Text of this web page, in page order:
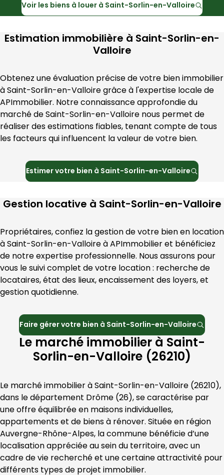
Voir les biens à louer à Saint-Sorlin-en-Valloire
Estimation immobilière à Saint-Sorlin-en-
Valloire
Obtenez une évaluation précise de votre bien immobilier
à Saint-Sorlin-en-Valloire
APImmobilier. Notre connaissance approfondie du
marché de Saint-Sorlin-en-Valloire nous permet de
réaliser des estimations fiables, tenant compte de tous
les facteurs qui influencent la valeur de votre bien.
Estimer votre bien à Saint-Sorlin-en-Valloire
Gestion locative à Saint-Sorlin-en-Valloire
Propriétaires, confiez la gestion de votre bien en location
à Saint-Sorlin-en-Valloire à APImmobilier et bénéficiez
de notre expertise professionnelle. Nous assurons pour
vous le suivi complet de votre location : recherche de
locataires, état des lieux, encaissement des loyers, et
gestion quotidienne.
Faire gérer votre bien à Saint-Sorlin-en-Valloire
Le marché immobilier à Saint-
Sorlin-en-Valloire (26210)
Le marché immobilier à Saint-Sorlin-en-Valloire (26210),
dans le département Drôme (26), se caractérise par
une offre équilibrée en maisons individuelles,
Auvergne-Rhône-Alpes, la commune bénéficie d’une
localisation appréciée au sein du territoire, avec un
cadre de vie recherché et une certaine attractivité pour
différents types de projet immobilier.